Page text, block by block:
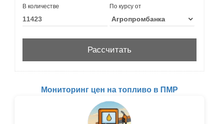
В количестве По курсу от
Мониторинг цен на топливо в ПМР